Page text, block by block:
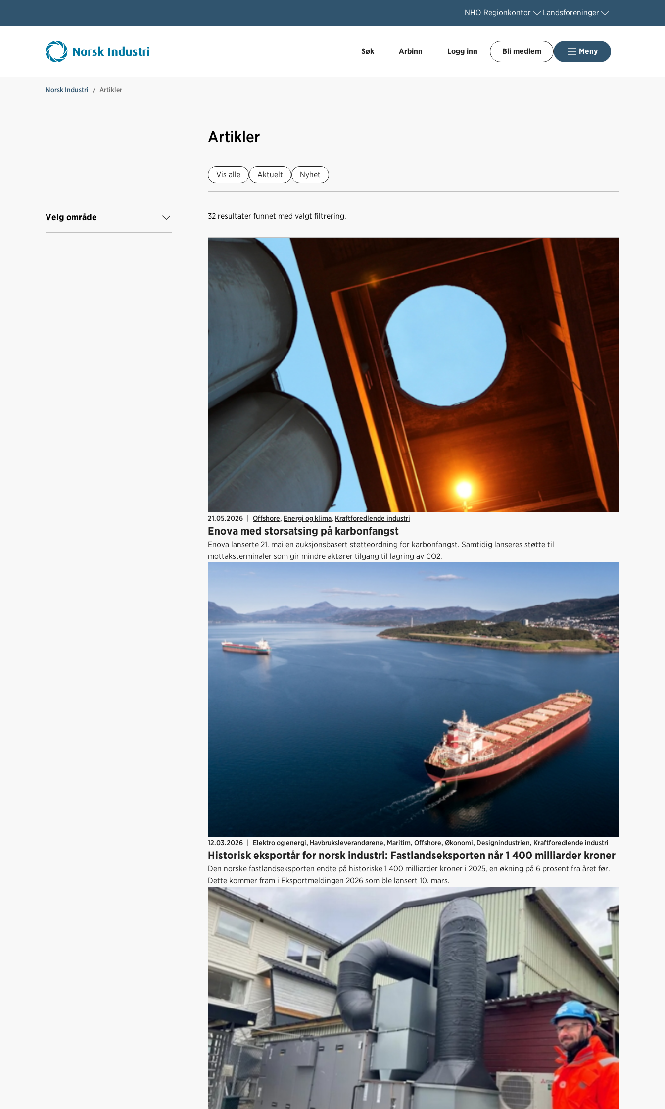
NHO Regionkontor Landsforeninger
Søk Arbinn Logg inn Bli medlem Meny
Norsk Industri Artikler
Artikler
Vis alle Aktuelt Nyhet
Velg område 32 resultater funnet med valgt filtrering.
21.05.2026 | Offshore, Energi og klima, Kraftforedlende industri
Enova med storsatsing på karbonfangst
Enova lanserte 21. mai en auksjonsbasert støtteordning for karbonfangst. Samtidig lanseres støtte til
mottaksterminaler som gir mindre aktører tilgang til lagring av CO2.
12.03.2026 | Elektro og energi, Havbruksleverandørene, Maritim, Offshore, Økonomi, Designindustrien, Kraftforedlende industri
Historisk eksportår for norsk industri: Fastlandseksporten når 1 400 milliarder kroner
Den norske fastlandseksporten endte på historiske 1 400 milliarder kroner i 2025, en økning på 6 prosent fra året før.
Dette kommer fram i Eksportmeldingen 2026 som ble lansert 10. mars.